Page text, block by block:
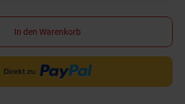
In den Warenkorb